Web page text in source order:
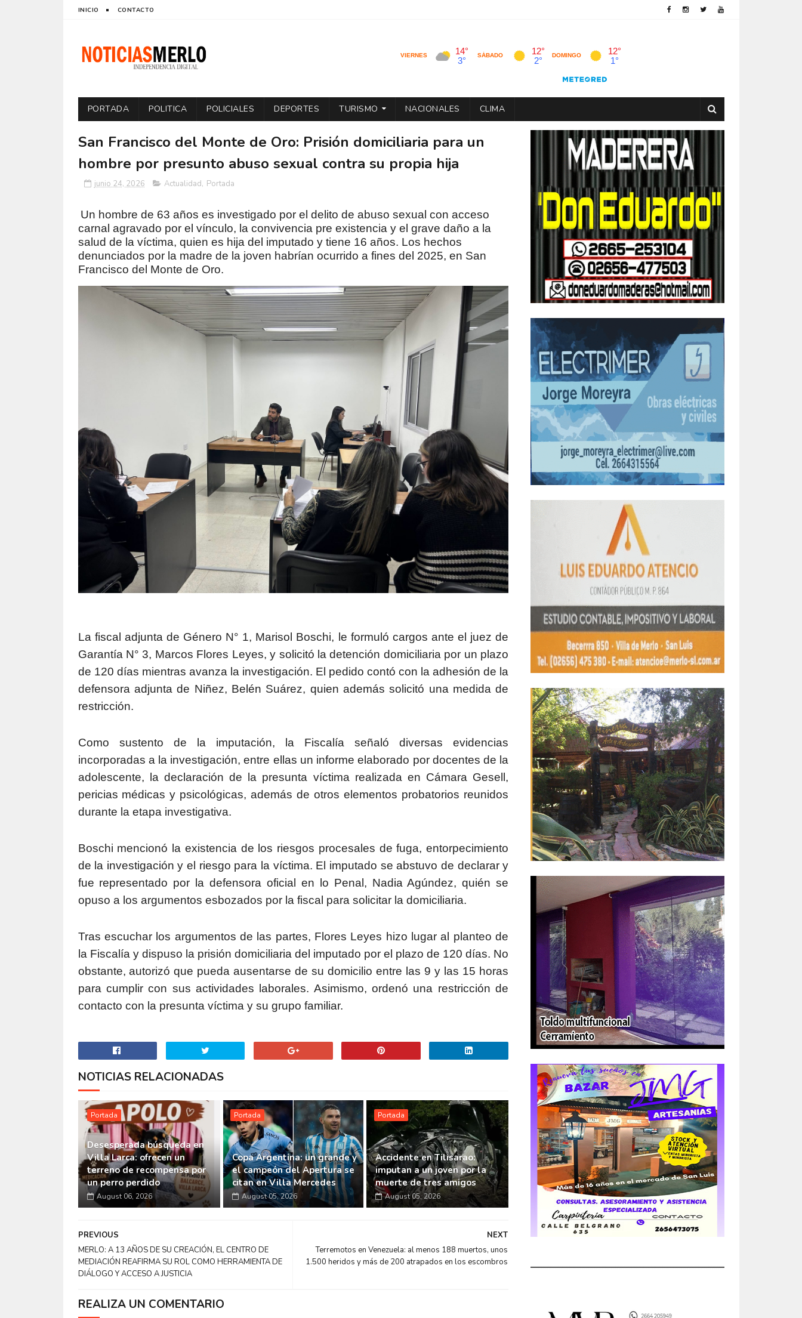
INICIO CONTACTO
PORTADA POLITICA POLICIALES DEPORTES TURISMO NACIONALES CLIMA
San Francisco del Monte de Oro: Prisión domiciliaria para un
hombre por presunto abuso sexual contra su propia hija
junio 24, 2026 Actualidad, Portada
Un hombre de 63 años es investigado por el delito de abuso sexual con acceso
carnal agravado por el vínculo, la convivencia pre existencia y el grave daño a la
salud de la víctima, quien es hija del imputado y tiene 16 años. Los hechos
denunciados por la madre de la joven habrían ocurrido a fines del 2025, en San
Francisco del Monte de Oro.
La fiscal adjunta de Género N° 1, Marisol Boschi, le formuló cargos ante el juez de
Garantía N° 3, Marcos Flores Leyes, y solicitó la detención domiciliaria por un plazo
de 120 días mientras avanza la investigación. El pedido contó con la adhesión de la
defensora adjunta de Niñez, Belén Suárez, quien además solicitó una medida de
restricción.
Como sustento de la imputación, la Fiscalía señaló diversas evidencias
incorporadas a la investigación, entre ellas un informe elaborado por docentes de la
adolescente, la declaración de la presunta víctima realizada en Cámara Gesell,
pericias médicas y psicológicas, además de otros elementos probatorios reunidos
durante la etapa investigativa.
Boschi mencionó la existencia de los riesgos procesales de fuga, entorpecimiento
de la investigación y el riesgo para la víctima. El imputado se abstuvo de declarar y
fue representado por la defensora oficial en lo Penal, Nadia Agúndez, quién se
opuso a los argumentos esbozados por la fiscal para solicitar la domiciliaria.
Tras escuchar los argumentos de las partes, Flores Leyes hizo lugar al planteo de
la Fiscalía y dispuso la prisión domiciliaria del imputado por el plazo de 120 días. No
obstante, autorizó que pueda ausentarse de su domicilio entre las 9 y las 15 horas
para cumplir con sus actividades laborales. Asimismo, ordenó una restricción de
contacto con la presunta víctima y su grupo familiar.
NOTICIAS RELACIONADAS
Portada
Desesperada búsqueda en
Villa Larca: ofrecen un
terreno de recompensa por
un perro perdido
August 06, 2026
Portada
Copa Argentina: un grande y
el campeón del Apertura se
citan en Villa Mercedes
August 05, 2026
Portada
Accidente en Tilisarao:
imputan a un joven por la
muerte de tres amigos
August 05, 2026
NEXT
Terremotos en Venezuela: al menos 188 muertos, unos
1.500 heridos y más de 200 atrapados en los escombros
PREVIOUS
MERLO: A 13 AÑOS DE SU CREACIÓN, EL CENTRO DE
MEDIACIÓN REAFIRMA SU ROL COMO HERRAMIENTA DE
DIÁLOGO Y ACCESO A JUSTICIA
REALIZA UN COMENTARIO